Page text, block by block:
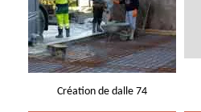
Création de dalle 74